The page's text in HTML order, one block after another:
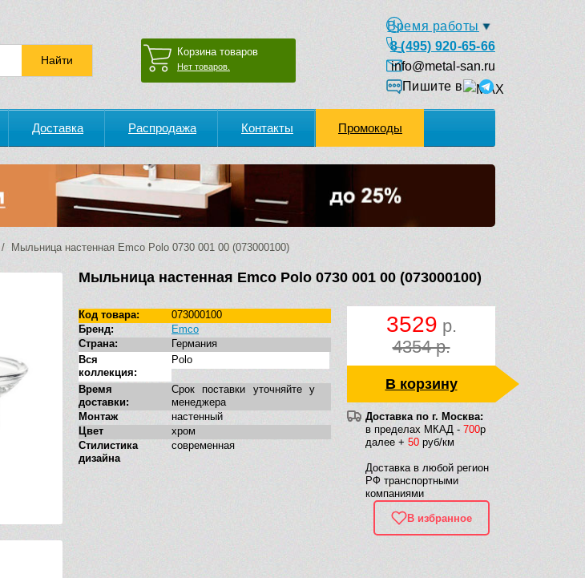
Корзина товаров
Нет товаров.
Время работы
8 (495) 920-65-66
info@metal-san.ru
Пишите в
Доставка Распродажа Контакты Промокоды
/ Мыльница настенная Emco Polo 0730 001 00 (073000100)
Мыльница настенная Emco Polo 0730 001 00 (073000100)
3529 р.
4354 р.
В корзину
Доставка по г. Москва:
в пределах МКАД - 700р
далее + 50 руб/км
Доставка в любой регион
РФ транспортными
компаниями
В избранное
Код товара:
073000100
Бренд:
Emco
Страна:
Германия
Вся
коллекция:
Polo
Время
доставки:
Срок поставки уточняйте у
менеджера
Монтаж
настенный
Цвет
хром
Стилистика
дизайна
современная